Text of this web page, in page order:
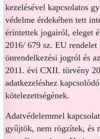
kezelésével kapcsolatos
védelme érdekében tett
érintettek jogairól, eleget
2016/ 679 sz. EU
önrendelkezési jogról és
2011. évi CXII. törvény
adatkezeléshez
kötelezettségének.
Adatvédelemmel
gyűjtök, nem rögzítek, és